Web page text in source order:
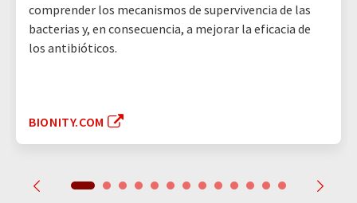
comprender los mecanismos de supervivencia de las
bacterias y, en consecuencia, a mejorar la eficacia de
los antibióticos.
BIONITY.COM